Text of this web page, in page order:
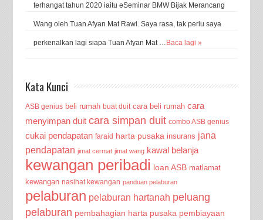
terhangat tahun 2020 iaitu eSeminar BMW Bijak Merancang
Wang oleh Tuan Afyan Mat Rawi. Saya rasa, tak perlu saya
perkenalkan lagi siapa Tuan Afyan Mat …Baca lagi »
Kata Kunci
ASB genius beli rumah buat duit cara beli rumah cara
menyimpan duit cara simpan duit combo ASB genius
cukai pendapatan faraid harta pusaka insurans jana
pendapatan jimat cermat jimat wang kawal belanja
kewangan peribadi loan ASB matlamat
kewangan nasihat kewangan panduan pelaburan
pelaburan pelaburan hartanah peluang
pelaburan pembahagian harta pusaka pembiayaan